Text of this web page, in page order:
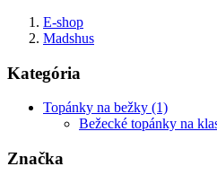
E-shop
Madshus
Kategória
Topánky na bežky (1)
Bežecké topánky na
Značka